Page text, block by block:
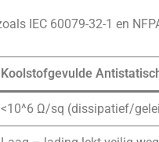
IEC 60079-32-1 en
Koolstofgevulde
<10^6 Ω/sq (dissipatief/